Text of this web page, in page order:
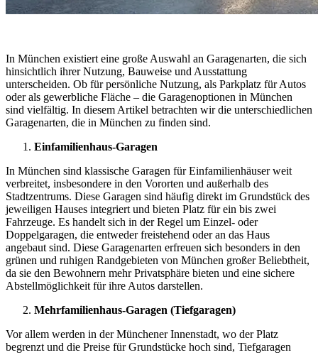
In München existiert eine große Auswahl an Garagenarten, die sich
hinsichtlich ihrer Nutzung, Bauweise und Ausstattung
unterscheiden. Ob für persönliche Nutzung, als Parkplatz für Autos
oder als gewerbliche Fläche – die Garagenoptionen in München
sind vielfältig. In diesem Artikel betrachten wir die unterschiedlichen
Garagenarten, die in München zu finden sind.
Einfamilienhaus-Garagen
In München sind klassische Garagen für Einfamilienhäuser weit
verbreitet, insbesondere in den Vororten und außerhalb des
Stadtzentrums. Diese Garagen sind häufig direkt im Grundstück des
jeweiligen Hauses integriert und bieten Platz für ein bis zwei
Fahrzeuge. Es handelt sich in der Regel um Einzel- oder
Doppelgaragen, die entweder freistehend oder an das Haus
angebaut sind. Diese Garagenarten erfreuen sich besonders in den
grünen und ruhigen Randgebieten von München großer Beliebtheit,
da sie den Bewohnern mehr Privatsphäre bieten und eine sichere
Abstellmöglichkeit für ihre Autos darstellen.
Mehrfamilienhaus-Garagen (Tiefgaragen)
Vor allem werden in der Münchener Innenstadt, wo der Platz
begrenzt und die Preise für Grundstücke hoch sind, Tiefgaragen